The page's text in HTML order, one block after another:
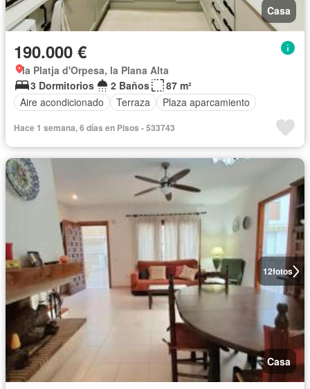
Casa
190.000 €
la Platja d'Orpesa, la Plana Alta
3 Dormitorios
2 Baños
87 m²
Aire acondicionado
Terraza Plaza aparcamiento
Hace 1 semana, 6 días en Pisos - 533743
12fotos
Casa